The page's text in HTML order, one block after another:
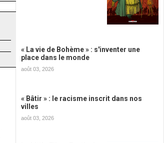
« La vie de Bohème » : s'inventer une
place dans le monde
août 03, 2026
« Bâtir » : le racisme inscrit dans nos
villes
août 03, 2026